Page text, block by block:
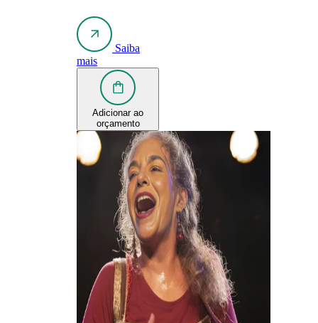
Saiba
mais
Adicionar ao
orçamento